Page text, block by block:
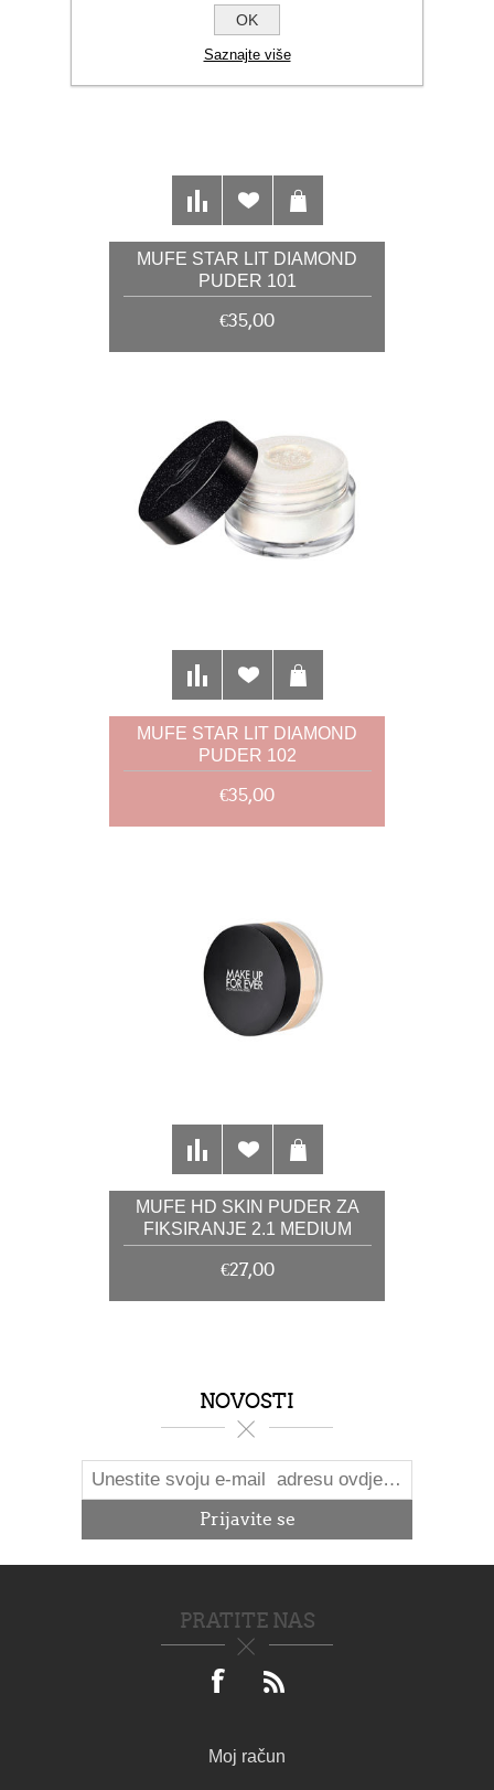
MUFE STAR LIT DIAMOND
PUDER 101
€35,00
MUFE STAR LIT DIAMOND
PUDER 102
€35,00
MUFE HD SKIN PUDER ZA
FIKSIRANJE 2.1 MEDIUM
NEUTRAL 7G
€27,00
NOVOSTI
PRATITE NAS
Moj račun
OK
Saznajte više